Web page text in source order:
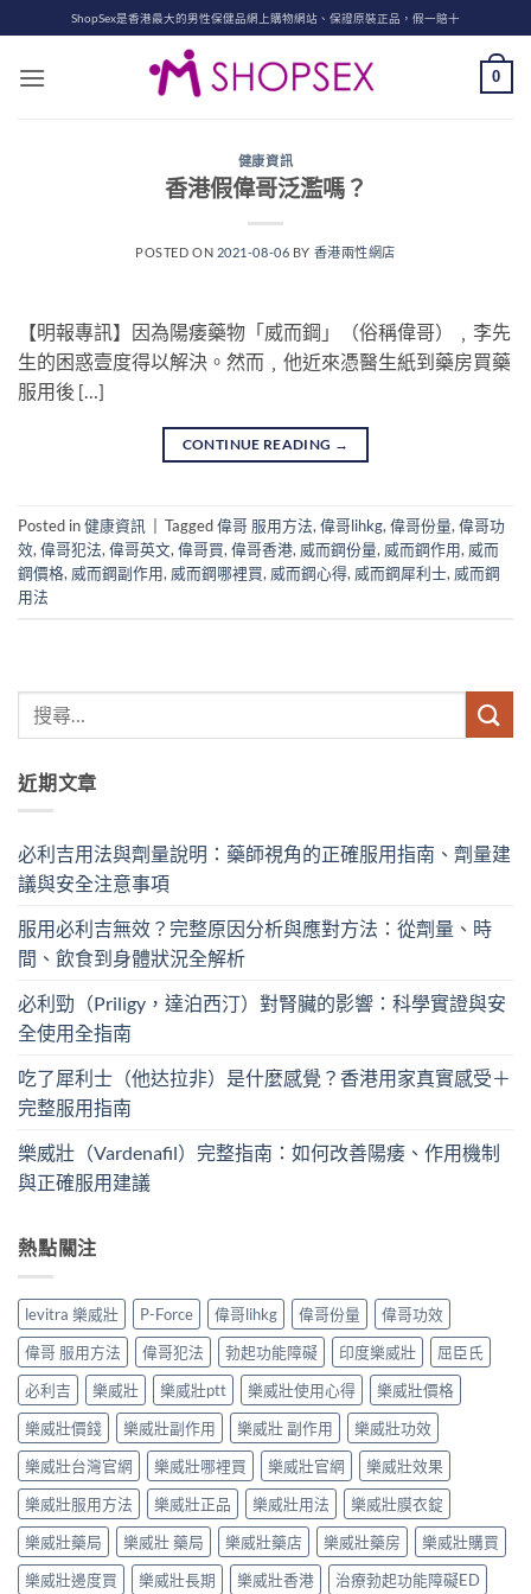
to
content
ShopSex是香港最大的男性保健品網上購物網站、保證原裝正品，假一賠十
0
健康資訊
香港假偉哥泛濫嗎？
POSTED ON 2021-08-06 BY 香港兩性網店
【明報專訊】因為陽痿藥物「威而鋼」（俗稱偉哥）﹐李先
生的困惑壹度得以解決。然而﹐他近來憑醫生紙到藥房買藥
服用後 […]
CONTINUE READING →
Posted in健康資訊 Tagged偉哥 服用方法, 偉哥lihkg, 偉哥份量, 偉哥功
效, 偉哥犯法, 偉哥英文, 偉哥買, 偉哥香港, 威而鋼份量, 威而鋼作用, 威而
鋼價格, 威而鋼副作用, 威而鋼哪裡買, 威而鋼心得, 威而鋼犀利士, 威而鋼
用法
近期文章
必利吉用法與劑量說明：藥師視角的正確服用指南、劑量建
議與安全注意事項
服用必利吉無效？完整原因分析與應對方法：從劑量、時
間、飲食到身體狀況全解析
必利勁（Priligy，達泊西汀）對腎臟的影響：科學實證與安
全使用全指南
吃了犀利士（他达拉非）是什麼感覺？香港用家真實感受＋
完整服用指南
樂威壯（Vardenafil）完整指南：如何改善陽痿、作用機制
與正確服用建議
熱點關注
levitra 樂威壯 P-Force 偉哥lihkg 偉哥份量
偉哥功效
偉哥 服用方法
偉哥犯法 勃起功能障礙 印度樂威壯
屈臣氏
必利吉
樂威壯 樂威壯ptt 樂威壯使用心得
樂威壯價格
樂威壯價錢
樂威壯副作用 樂威壯 副作用
樂威壯功效
樂威壯台灣官網
樂威壯哪裡買 樂威壯官網
樂威壯效果
樂威壯服用方法
樂威壯正品 樂威壯用法
樂威壯膜衣錠
樂威壯藥局
樂威壯 藥局 樂威壯藥店 樂威壯藥房
樂威壯購買
樂威壯邊度買
樂威壯長期 樂威壯香港 治療勃起功能障礙ED